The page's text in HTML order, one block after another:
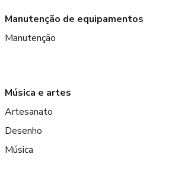
Manutenção de equipamentos
Manutenção
Música e artes
Artesanato
Desenho
Música